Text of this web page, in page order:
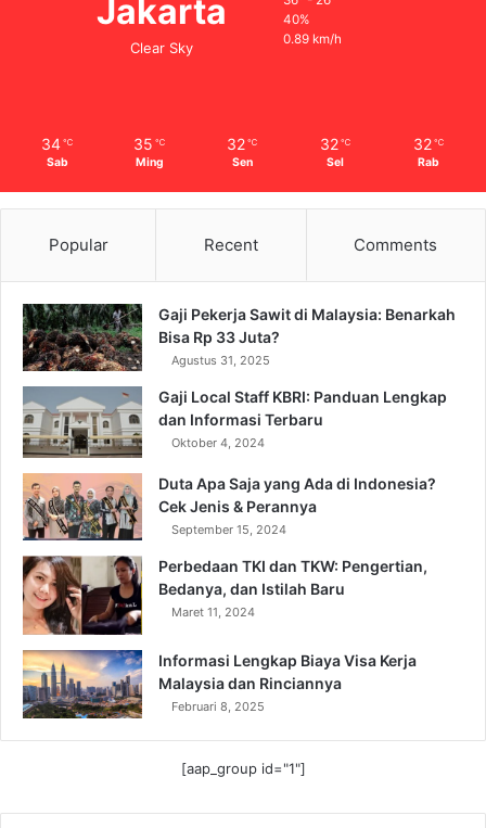
Jakarta
Clear Sky
40%
0.89 km/h
34 ℃
Sab
35 ℃
Ming
32 ℃
Sen
32 ℃
Sel
32 ℃
Rab
Popular Recent Comments
Gaji Pekerja Sawit di Malaysia: Benarkah
Bisa Rp 33 Juta?
Agustus 31, 2025
Gaji Local Staff KBRI: Panduan Lengkap
dan Informasi Terbaru
Oktober 4, 2024
Duta Apa Saja yang Ada di Indonesia?
Cek Jenis & Perannya
September 15, 2024
Perbedaan TKI dan TKW: Pengertian,
Bedanya, dan Istilah Baru
Maret 11, 2024
Informasi Lengkap Biaya Visa Kerja
Malaysia dan Rinciannya
Februari 8, 2025
[aap_group id="1"]